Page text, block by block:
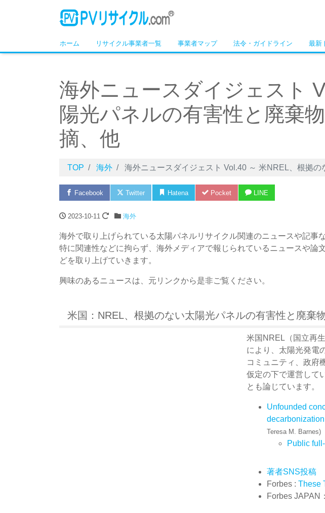
ホーム リサイクル事業者一覧 事業者マップ 法令・ガイドライン 最新
海外ニュースダイジェスト
陽光パネルの有害性と廃棄
摘、他
TOP 海外 海外ニュースダイジェスト Vol.40 ～ 米NREL、根拠
Facebook Twitter Hatena Pocket LINE
2023-10-11 海外
海外で取り上げられている太陽パネルリサイクル関連のニュースや記事
特に関連性などに拘らず、海外メディアで報じられているニュースや
どを取り上げていきます。
興味のあるニュースは、元リンクから是非ご覧ください。
米国：NREL、根拠のない太陽光パネルの有害性と廃棄
米国NREL（国立再
により、太陽光発電
コミュニティ、政府
仮定の下で運営して
とも論じています。
Unfounded
decarbonization
Teresa M. Barnes)
Public
著者SNS投稿
Forbes : These
Forbes JAPAN：